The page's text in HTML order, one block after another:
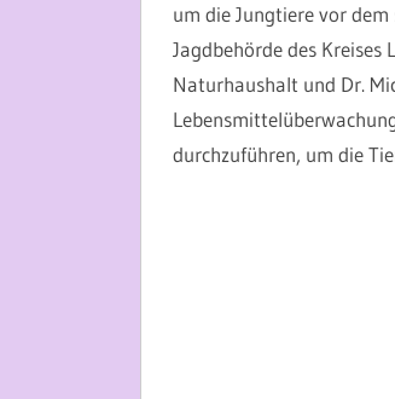
um die Jungtiere vor
Jagdbehörde des Kreises
Naturhaushalt und Dr.
durchzuführen, um die